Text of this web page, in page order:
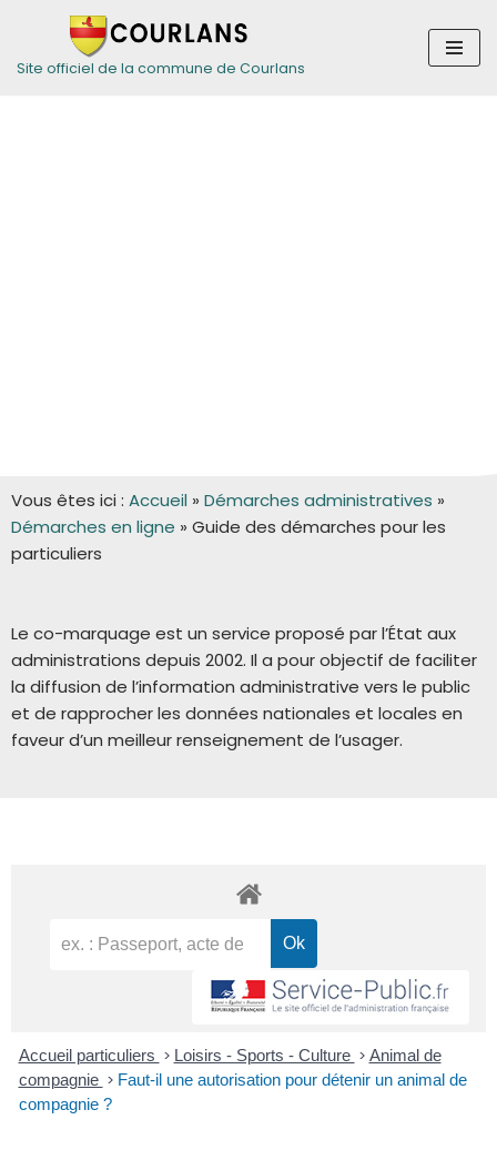
Aller
Site officiel de la commune de Courlans
Vous êtes ici : Accueil » Démarches administratives »
Démarches en ligne » Guide des démarches pour les
particuliers
Le co-marquage est un service proposé par l’État aux
administrations depuis 2002. Il a pour objectif de faciliter
la diffusion de l’information administrative vers le public
et de rapprocher les données nationales et locales en
faveur d’un meilleur renseignement de l’usager.
Accueil particuliers > Loisirs - Sports - Culture > Animal de
compagnie > Faut-il une autorisation pour détenir un animal de
compagnie ?